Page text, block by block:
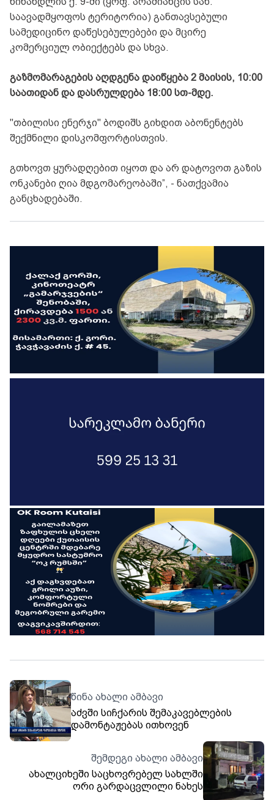
საავადმყოფოს ტერიტორია) განთავსებული
სამედიცინო დაწესებულებები და მცირე
კომერციულ ობიექტებს და სხვა.
გაზმომარაგების აღდგენა დაიწყება 2 მაისის, 10:00
საათიდან და დასრულდება 18:00 სთ-მდე.
"თბილისი ენერჯი" ბოდიშს გიხდით აბონენტებს
შექმნილი დისკომფორტისთვის.
გთხოვთ ყურადღებით იყოთ და არ დატოვოთ გაზის
ონკანები ღია მდგომარეობაში”, - ნათქვამია
განცხადებაში.
წინა ახალი ამბავი
აძვში სიჩქარის შემაკავებლების
დამონტაჟებას ითხოვენ
შემდეგი ახალი ამბავი
ახალციხეში საცხოვრებელ სახლში
ორი გარდაცვლილი ნახეს